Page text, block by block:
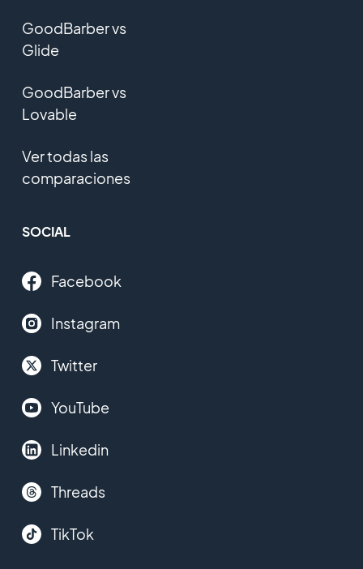
GoodBarber vs
Glide
GoodBarber vs
Lovable
Ver todas las
comparaciones
SOCIAL
Facebook
Instagram
Twitter
YouTube
Linkedin
Threads
TikTok